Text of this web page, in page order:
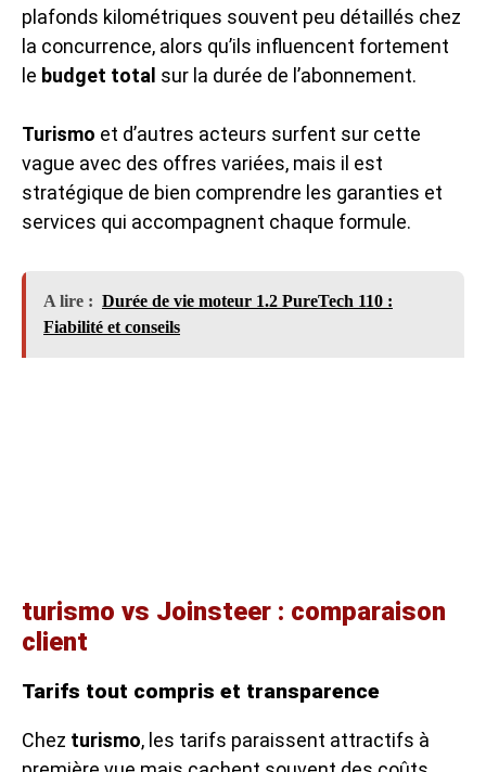
plafonds kilométriques souvent peu détaillés chez
la concurrence, alors qu’ils influencent fortement
le budget total sur la durée de l’abonnement.
Turismo et d’autres acteurs surfent sur cette
vague avec des offres variées, mais il est
stratégique de bien comprendre les garanties et
services qui accompagnent chaque formule.
A lire : Durée de vie moteur 1.2 PureTech 110 :
Fiabilité et conseils
turismo vs Joinsteer : comparaison
client
Tarifs tout compris et transparence
Chez turismo, les tarifs paraissent attractifs à